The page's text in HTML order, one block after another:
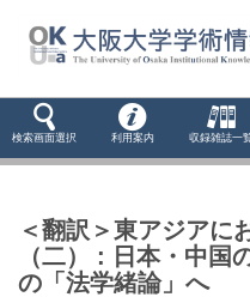
検索画面選択 利用案内 収録雑誌一
＜翻訳＞東アジアに
（二） : 日本・中国
の「法学緒論」へ